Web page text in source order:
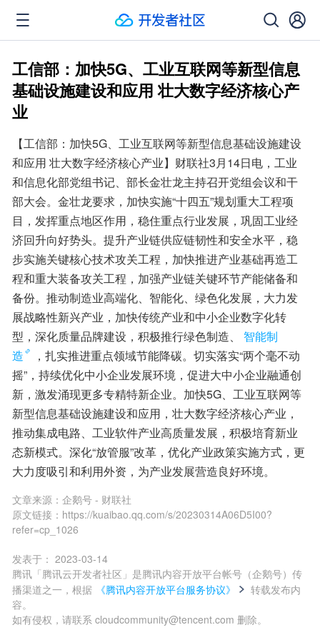
工信部：加快5G、工业互联网等新型信息
基础设施建设和应用 壮大数字经济核心产
业
【工信部：加快5G、工业互联网等新型信息基础设施建设
和应用 壮大数字经济核心产业】财联社3月14日电，工业
和信息化部党组书记、部长金壮龙主持召开党组会议和干
部大会。金壮龙要求，加快实施“十四五”规划重大工程项
目，发挥重点地区作用，稳住重点行业发展，巩固工业经
济回升向好势头。提升产业链供应链韧性和安全水平，稳
步实施关键核心技术攻关工程，加快推进产业基础再造工
程和重大装备攻关工程，加强产业链关键环节产能储备和
备份。推动制造业高端化、智能化、绿色化发展，大力发
展战略性新兴产业，加快传统产业和中小企业数字化转
型，深化质量品牌建设，积极推行绿色制造、
智能制
造
，扎实推进重点领域节能降碳。切实落实“两个毫不动
摇”，持续优化中小企业发展环境，促进大中小企业融通创
新，激发涌现更多专精特新企业。加快5G、工业互联网等
新型信息基础设施建设和应用，壮大数字经济核心产业，
推动集成电路、工业软件产业高质量发展，积极培育新业
态新模式。深化“放管服”改革，优化产业政策实施方式，更
大力度吸引和利用外资，为产业发展营造良好环境。
文章来源： 企鹅号 - 财联社
原文链接： https://kuaibao.qq.com/s/20230314A06D5I00?
refer=cp_1026
发表于： 2023-03-14
腾讯「腾讯云开发者社区」是腾讯内容开放平台帐号（企鹅号）传
播渠道之一，根据
《腾讯内容开放平台服务协议》
转载发布内
容。
如有侵权，请联系 cloudcommunity@tencent.com 删除。